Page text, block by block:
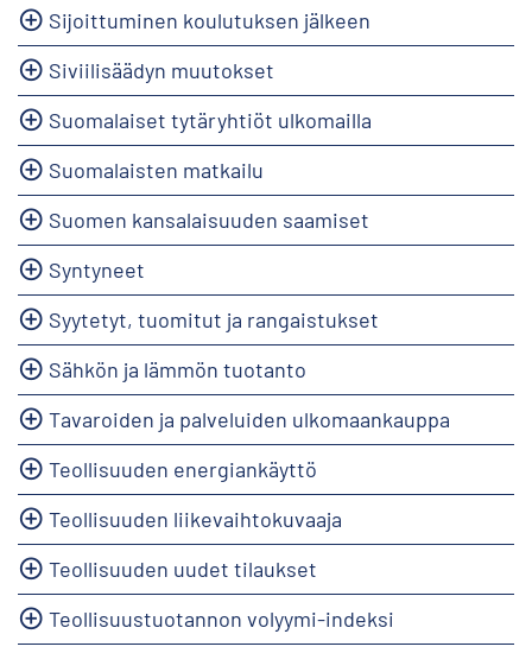
Sijoittuminen koulutuksen jälkeen
Siviilisäädyn muutokset
Suomalaiset tytäryhtiöt ulkomailla
Suomalaisten matkailu
Suomen kansalaisuuden saamiset
Syntyneet
Syytetyt, tuomitut ja rangaistukset
Sähkön ja lämmön tuotanto
Tavaroiden ja palveluiden ulkomaankauppa
Teollisuuden energiankäyttö
Teollisuuden liikevaihtokuvaaja
Teollisuuden uudet tilaukset
Teollisuustuotannon volyymi-indeksi